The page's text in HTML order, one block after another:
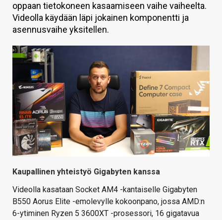
HINTA.FI
VAIHDA TEEMA
HAKU
oppaan tietokoneen kasaamiseen vaihe vaiheelta.
Videolla käydään läpi jokainen komponentti ja
asennusvaihe yksitellen.
Kaupallinen yhteistyö Gigabyten kanssa
Videolla kasataan Socket AM4 -kantaiselle Gigabyten
B550 Aorus Elite -emolevylle kokoonpano, jossa AMD:n
6-ytiminen Ryzen 5 3600XT -prosessori, 16 gigatavua